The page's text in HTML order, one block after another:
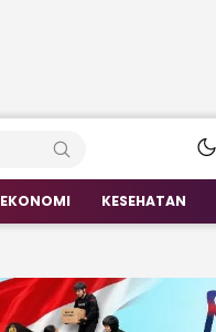
EKONOMI KESEHATAN